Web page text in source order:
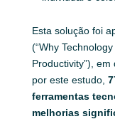
Esta solução foi
(“Why
Productivity”),
por este estudo,
ferramentas
melhorias